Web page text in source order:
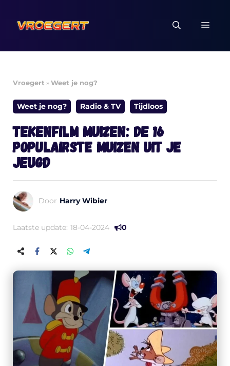
naar
inhoud
Vroegert »Weet je nog?
Weet je nog? Radio & TV Tijdloos
Tekenfilm muizen: de 16
populairste muizen uit je
jeugd
Door Harry Wibier
Laatste update: 18-04-2024 0